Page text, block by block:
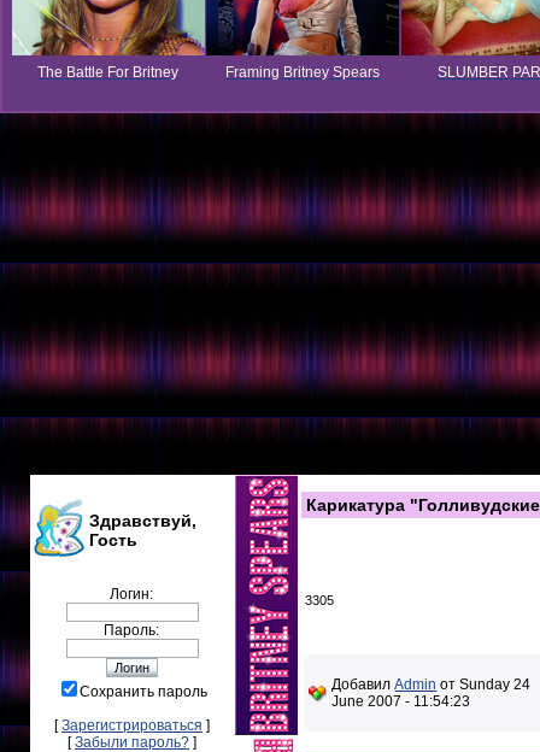
The Battle For Britney Framing Britney Spears SLUMBER
Здравствуй,
Гость
Логин:
Пароль:
Сохранить пароль
[Зарегистрироваться ]
[Забыли пароль? ]
Карикатура
3305
ДобавилAdmin от Sunday 24
June 2007 - 11:54:23